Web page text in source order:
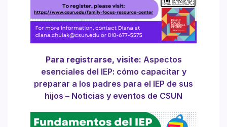
Para registrarse, visite: Aspectos
esenciales del IEP: cómo capacitar y
preparar a los padres para el IEP de sus
hijos – Noticias y eventos de CSUN